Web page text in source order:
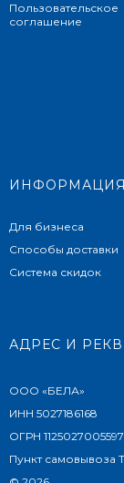
Пользовательское
соглашение
ИНФОРМАЦИЯ
Для бизнеса
Способы доставки
Система скидок
АДРЕС И
ООО «БЕЛА»
ИНН 5027186168
ОГРН 1125027005597
Пункт самовывоза